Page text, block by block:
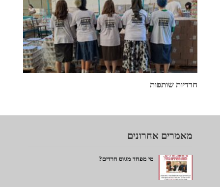
חרדיות שותפות
מאמרים אחרונים
מי מפחד מגיוס חרדים?